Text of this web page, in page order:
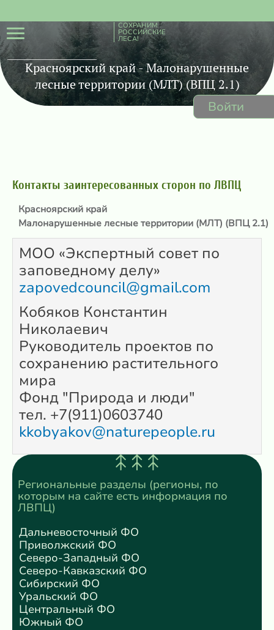
Красноярский край - Малонарушенные
лесные территории (МЛТ) (ВПЦ 2.1)
Контакты заинтересованных сторон по ЛВПЦ
Красноярский край
Малонарушенные лесные территории (МЛТ) (ВПЦ 2.1)
МОО «Экспертный совет по
заповедному делу»
zapovedcouncil@gmail.com
Кобяков Константин
Николаевич
Руководитель проектов по
сохранению растительного
мира
Фонд "Природа и люди"
тел. +7(911)0603740
kkobyakov@naturepeople.ru
Региональные разделы (регионы, по
которым на сайте есть информация по
ЛВПЦ)
Дальневосточный ФО
Приволжский ФО
Северо-Западный ФО
Северо-Кавказский ФО
Сибирский ФО
Уральский ФО
Центральный ФО
Южный ФО
Войти
СОХРАНИМ
РОССИЙСКИЕ
ЛЕСА!